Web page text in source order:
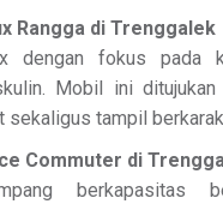
Rangga di Trenggalek
dengan fokus pada
Mobil ini ditujukan
sekaligus tampil
Commuter di
berkapasitas